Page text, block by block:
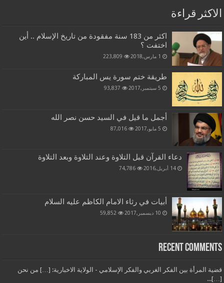
الاكثر قراءة
اكثر من 183 سنة مفقودة من تاريخ الإسلام .. أين
اختفت ؟
1 مارس,2018 223,809
طريقة ختم سورة يس المباركة
5 سبتمبر,2017 93,837
أجمل ما قيل في السيد حسن نصر الله
5 مايو,2017 87,016
دعاء القرآن قبل التلاوة وعند التلاوة وبعد التلاوة
14 أبريل,2016 74,786
أبيات في رثاء الامام الكاظم عليه السلام
10 ديسمبر,2017 59,852
Recent Comments
قضية المرأة بين الفكر الغربي والفكر الإسلامي - الولاية الاخبارية: […] من نحن
[…]...